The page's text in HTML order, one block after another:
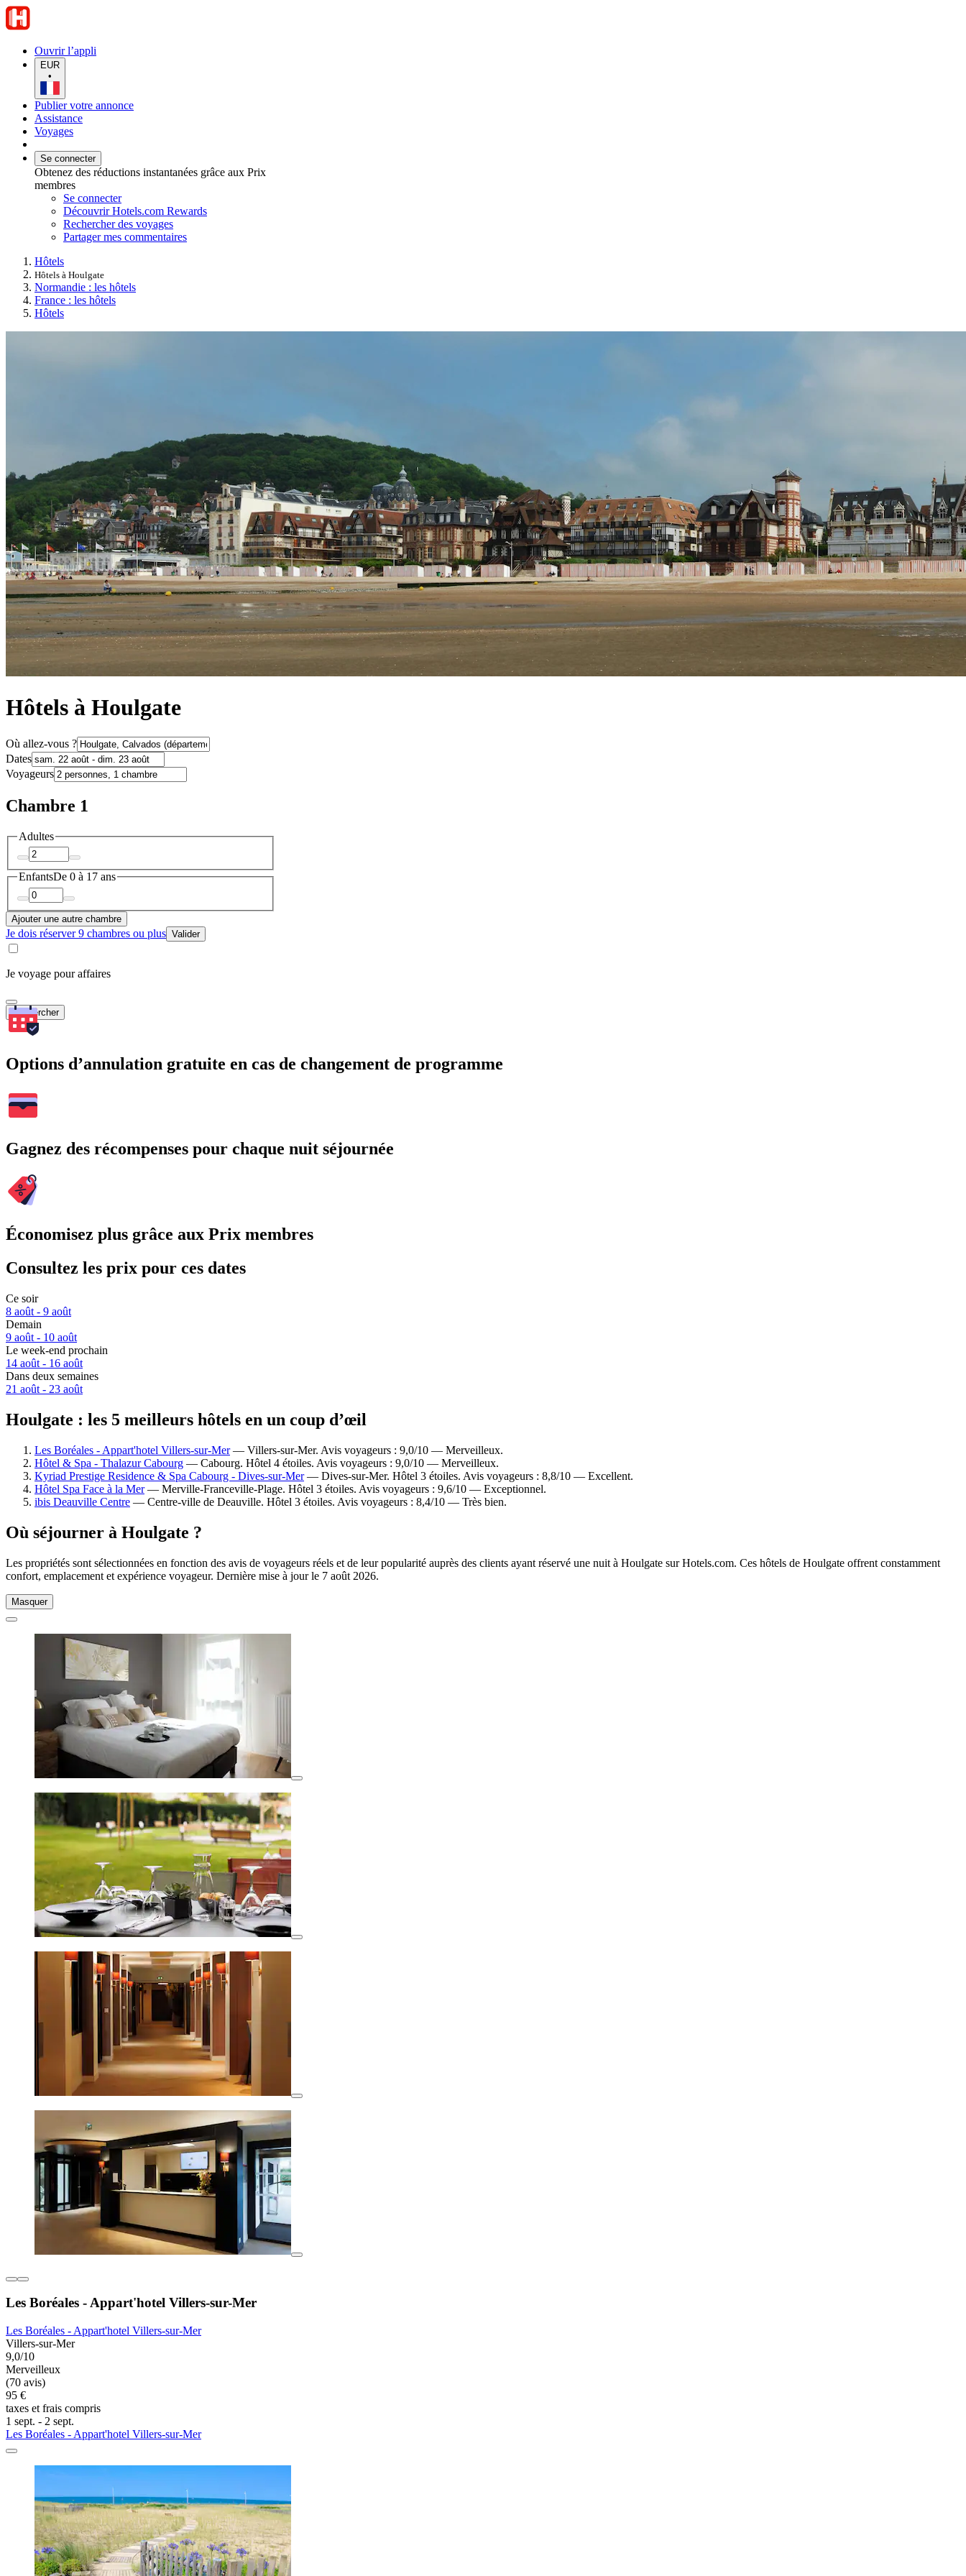
Ouvrir l’appli
EUR
•
Publier votre annonce
Assistance
Voyages
Se connecter
Obtenez des réductions instantanées grâce aux Prix
membres
Se connecter
Découvrir Hotels.com Rewards
Rechercher des voyages
Partager mes commentaires
Hôtels
Hôtels à Houlgate
Normandie : les hôtels
France : les hôtels
Hôtels
Hôtels à Houlgate
Où allez-vous ?
Dates
Voyageurs
Chambre 1
Adultes
EnfantsDe 0 à 17 ans
Ajouter une autre chambre
Je dois réserver 9 chambres ou plus Valider
Je voyage pour affaires
Rechercher
Options d’annulation gratuite en cas de changement de programme
Gagnez des récompenses pour chaque nuit séjournée
Économisez plus grâce aux Prix membres
Consultez les prix pour ces dates
Ce soir
8 août - 9 août
Demain
9 août - 10 août
Le week-end prochain
14 août - 16 août
Dans deux semaines
21 août - 23 août
Houlgate : les 5 meilleurs hôtels en un coup d’œil
Les Boréales - Appart'hotel Villers-sur-Mer— Villers-sur-Mer. Avis voyageurs : 9,0/10 — Merveilleux.
Hôtel & Spa - Thalazur Cabourg — Cabourg. Hôtel 4 étoiles. Avis voyageurs : 9,0/10 — Merveilleux.
Kyriad Prestige Residence & Spa Cabourg - Dives-sur-Mer— Dives-sur-Mer. Hôtel 3 étoiles. Avis voyageurs : 8,8/10 — Excellent.
Hôtel Spa Face à la Mer— Merville-Franceville-Plage. Hôtel 3 étoiles. Avis voyageurs : 9,6/10 — Exceptionnel.
ibis Deauville Centre — Centre-ville de Deauville. Hôtel 3 étoiles. Avis voyageurs : 8,4/10 — Très bien.
Où séjourner à Houlgate ?
Les propriétés sont sélectionnées en fonction des avis de voyageurs réels et de leur popularité auprès des clients ayant réservé une nuit à Houlgate sur Hotels.com. Ces hôtels de Houlgate offrent constamment
confort, emplacement et expérience voyageur. Dernière mise à jour le 7 août 2026.
Masquer
Les Boréales - Appart'hotel Villers-sur-Mer
Les Boréales - Appart'hotel Villers-sur-Mer
Villers-sur-Mer
9,0/10
Merveilleux
(70 avis)
95 €
taxes et frais compris
1 sept. - 2 sept.
Les Boréales - Appart'hotel Villers-sur-Mer